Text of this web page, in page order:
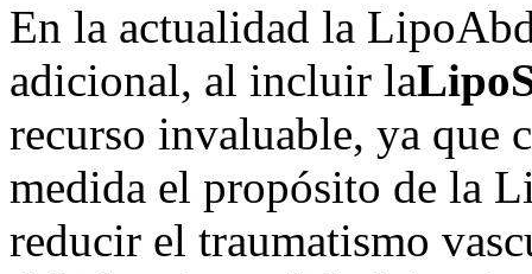
En la actualidad la
adicional, al incluir la
recurso invaluable, ya que
medida el propósito de la
reducir el traumatismo